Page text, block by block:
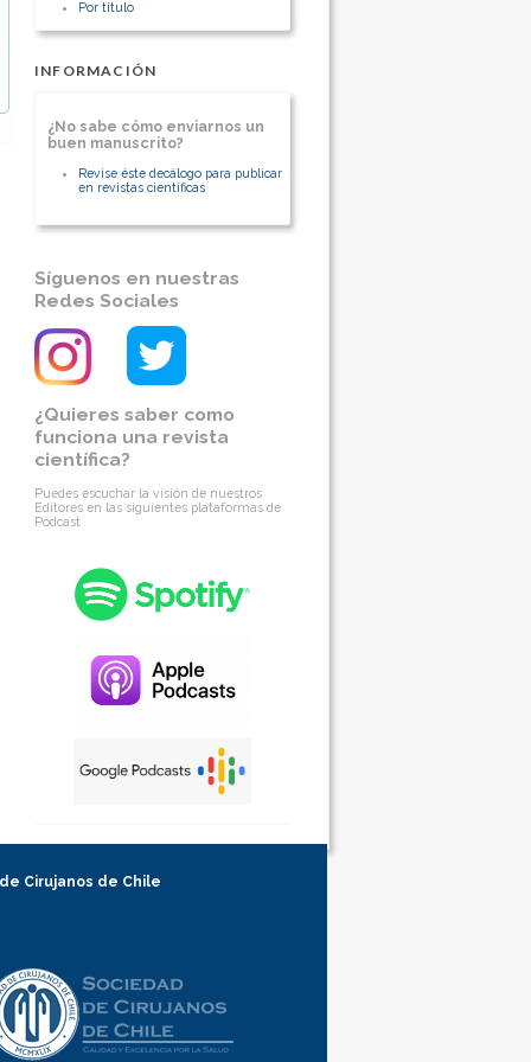
Por título
INFORMACIÓN
¿No sabe cómo enviarnos un
buen manuscrito?
Revise éste decálogo para publicar
en revistas científicas
Síguenos en nuestras
Redes Sociales
¿Quieres saber como
funciona una revista
científica?
Puedes escuchar la visión de nuestros
Editores en las siguientes plataformas de
Podcast
Cirujanos de Chile